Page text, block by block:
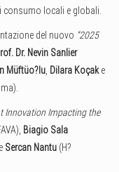
locali e globali.
del nuovo “2025
Dr. Nevin Sanlier
Müftüo?lu Dilara Koçake
Innovation Impacting the
Biagio Sala
Sercan Nantu (H?